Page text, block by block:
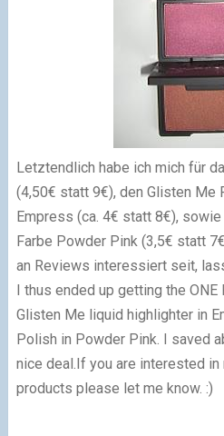
Letztendlich habe ich mich für
(4,50€ statt 9€), den Glisten Me
Empress (ca. 4€ statt 8€),
Farbe Powder Pink (3,5€ statt
an Reviews interessiert seit,
I thus ended up getting the
Glisten Me liquid highlighter in
Polish in Powder Pink. I saved
nice deal.If you are interested
products please let me know. :)